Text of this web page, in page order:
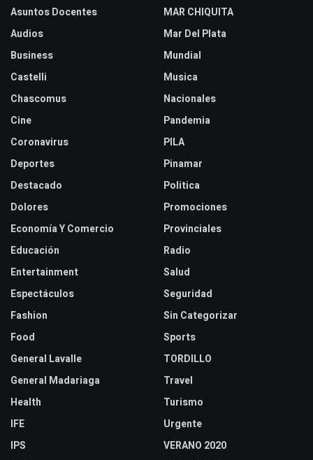
Asuntos Docentes
Audios
Business
Castelli
Chascomus
Cine
Coronavirus
Deportes
Destacado
Dolores
Economía Y Comercio
Educación
Entertainment
Espectáculos
Fashion
Food
General Lavalle
General Madariaga
Health
IFE
IPS
MAR CHIQUITA
Mar Del Plata
Mundial
Musica
Nacionales
Pandemia
PILA
Pinamar
Politica
Promociones
Provinciales
Radio
Salud
Seguridad
Sin Categorizar
Sports
TORDILLO
Travel
Turismo
Urgente
VERANO 2020